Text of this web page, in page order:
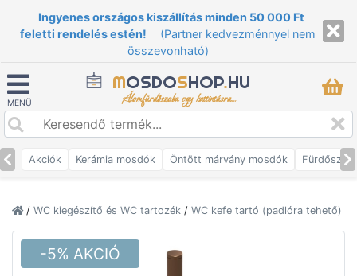
Ingyenes országos kiszállítás minden 50 000 Ft
feletti rendelés estén!
(Partner kedvezménnyel nem
összevonható)
MENÜ
MOSDOSHOP.HU
Álomfürdőszoba egy kattintásra...
Akciók Kerámia mosdók Öntött márvány mosdók
/ WC kiegészítő és WC tartozék / WC kefe tartó (padlóra tehető)
-5% AKCIÓ